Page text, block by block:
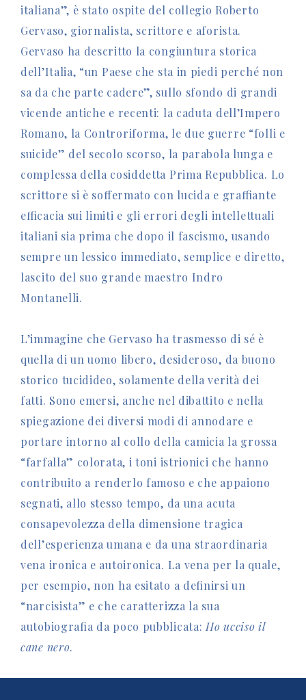
italiana”, è stato ospite del collegio Roberto
Gervaso, giornalista, scrittore e aforista.
Gervaso ha descritto la congiuntura storica
dell’Italia, “un Paese che sta in piedi perché non
sa da che parte cadere”, sullo sfondo di grandi
vicende antiche e recenti: la caduta dell’Impero
Romano, la Controriforma, le due guerre “folli e
suicide” del secolo scorso, la parabola lunga e
complessa della cosiddetta Prima Repubblica. Lo
scrittore si è soffermato con lucida e graffiante
efficacia sui limiti e gli errori degli intellettuali
italiani sia prima che dopo il fascismo, usando
sempre un lessico immediato, semplice e diretto,
lascito del suo grande maestro Indro
Montanelli.
L’immagine che Gervaso ha trasmesso di sé è
quella di un uomo libero, desideroso, da buono
storico tucidideo, solamente della verità dei
fatti. Sono emersi, anche nel dibattito e nella
spiegazione dei diversi modi di annodare e
portare intorno al collo della camicia la grossa
“farfalla” colorata, i toni istrionici che hanno
contribuito a renderlo famoso e che appaiono
segnati, allo stesso tempo, da una acuta
consapevolezza della dimensione tragica
dell’esperienza umana e da una straordinaria
vena ironica e autoironica. La vena per la quale,
per esempio, non ha esitato a definirsi un
“narcisista” e che caratterizza la sua
autobiografia da poco pubblicata: Ho ucciso il
cane nero.